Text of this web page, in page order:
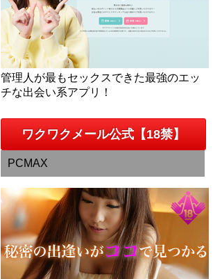
管理人が最もセックスできた最強のエッ
チな出会い系アプリ！
ワクワクメール公式【18禁】
PCMAX